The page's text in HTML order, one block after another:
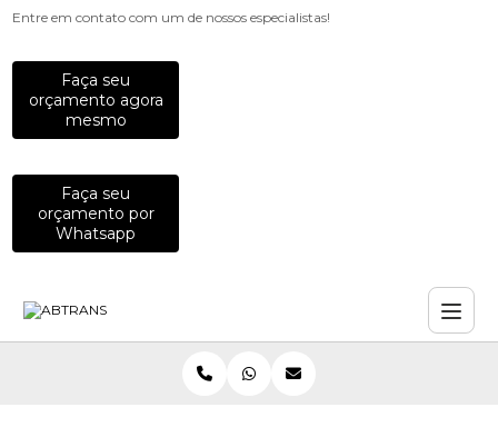
Entre em contato com um de nossos especialistas!
Faça seu
orçamento agora
mesmo
Faça seu
orçamento por
Whatsapp